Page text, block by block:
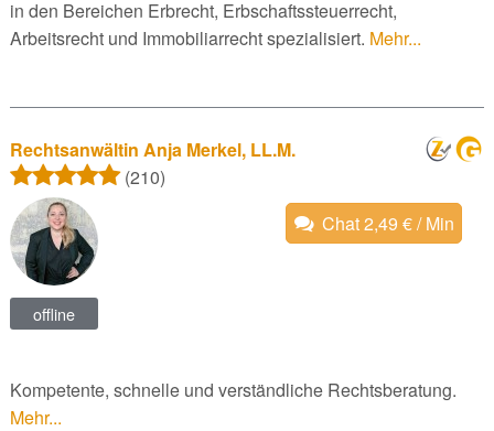
in den Bereichen Erbrecht, Erbschaftssteuerrecht,
Arbeitsrecht und Immobiliarrecht spezialisiert. Mehr...
Rechtsanwältin Anja Merkel, LL.M.
(210)
offline
Chat 2,49 € / Min
Kompetente, schnelle und verständliche Rechtsberatung.
Mehr...